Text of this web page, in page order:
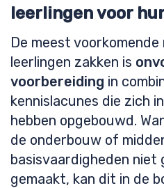
leerlingen voor
De meest
leerlingen zakken is
voorbereiding in
kennislacunes die zich
hebben opgebouwd.
de onderbouw of
basisvaardigheden niet
gemaakt, kan dit in de